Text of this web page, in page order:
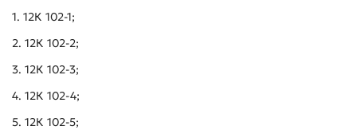
1. 12К 102-1;
2. 12К 102-2;
3. 12К 102-3;
4. 12К 102-4;
5. 12К 102-5;